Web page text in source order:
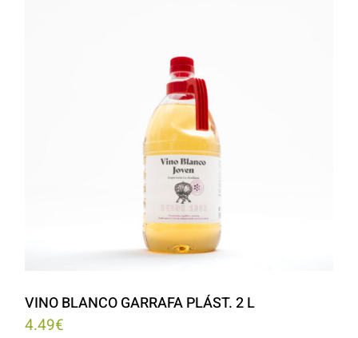
VINO BLANCO GARRAFA PLÁST. 2 L
4.49€